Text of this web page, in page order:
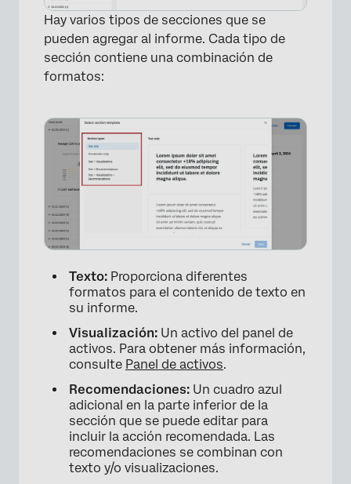
Hay varios tipos de secciones que se
pueden agregar al informe. Cada tipo de
sección contiene una combinación de
formatos:
Texto: Proporciona diferentes
formatos para el contenido de texto en
su informe.
Visualización: Un activo del panel de
activos. Para obtener más información,
consulte Panel de activos.
Recomendaciones: Un cuadro azul
adicional en la parte inferior de la
sección que se puede editar para
incluir la acción recomendada. Las
recomendaciones se combinan con
texto y/o visualizaciones.